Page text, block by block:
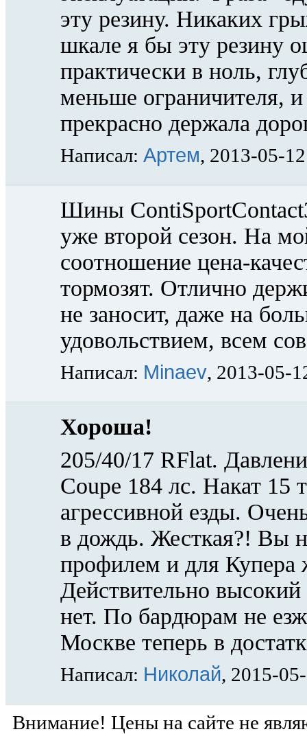
эту резину. Никаких
шкале я бы эту резину
практически в ноль,
меньше ограничителя,
прекрасно держала
Написал: Артем, 2013-05-12
Шины
уже второй сезон. На
соотношение цена-
тормозят. Отлично
не заносит, даже на
удовольствием, всем
Написал: Minaev, 2013-05-
Хороша!
205/40/17 RFlat.
Coupe 184 лс. Накат 15
агрессивной езды.
в дождь. Жесткая?! Вы
профилем и для Купера
Действительно
нет. По бардюрам не
Москве теперь в
Написал: Николай, 2015-
Внимание! Цены на сайте не